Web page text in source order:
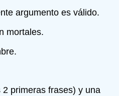
argumento es válido.
mortales.
primeras frases) y una